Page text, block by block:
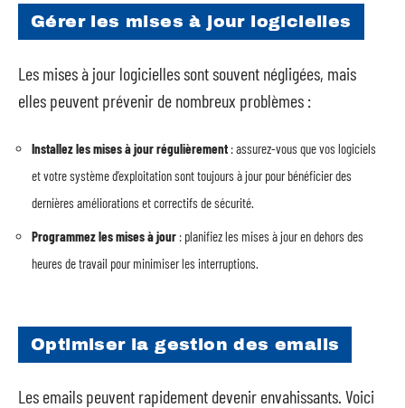
Gérer les mises à jour logicielles
Les mises à jour logicielles sont souvent négligées, mais
elles peuvent prévenir de nombreux problèmes :
Installez les mises à jour régulièrement : assurez-vous que vos logiciels
et votre système d’exploitation sont toujours à jour pour bénéficier des
dernières améliorations et correctifs de sécurité.
Programmez les mises à jour : planifiez les mises à jour en dehors des
heures de travail pour minimiser les interruptions.
Optimiser la gestion des emails
Les emails peuvent rapidement devenir envahissants. Voici